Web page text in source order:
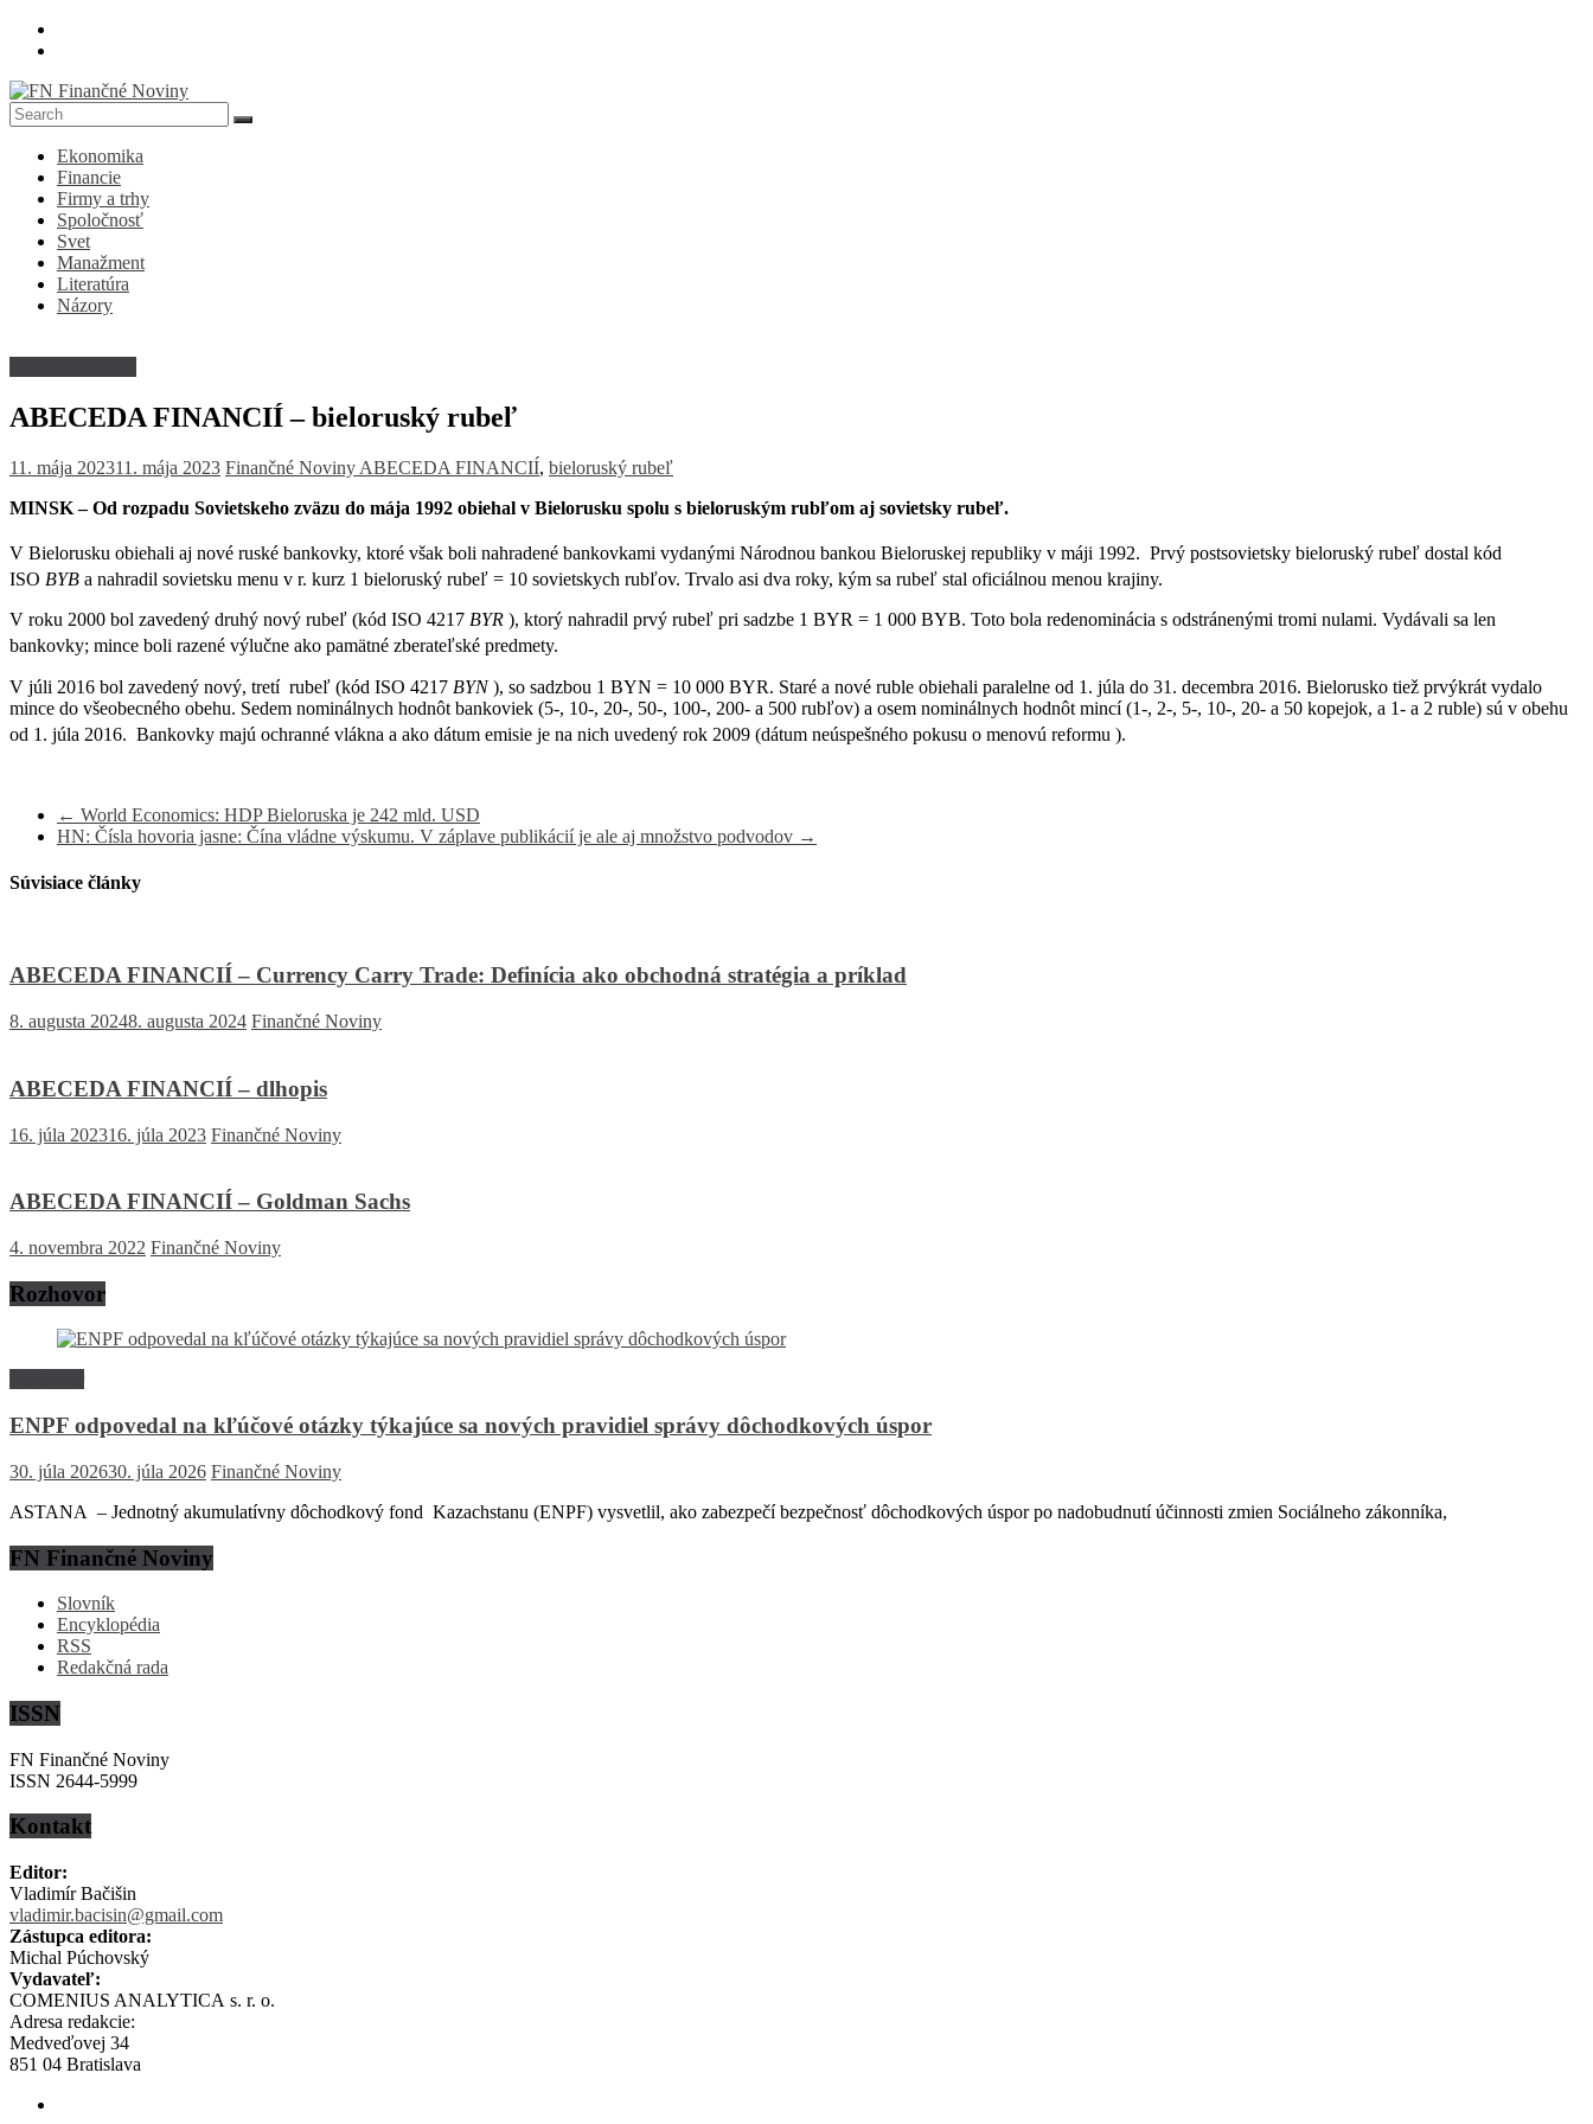
Skip
FN
Finančné
Noviny
Denník
ekonomike
spoločnosti
Ekonomika
Financie
Firmy a trhy
Spoločnosť
Svet
Manažment
Literatúra
Názory
ABECEDA FINANCIÍ – bieloruský rubeľ
11. mája 202311. mája 2023 Finančné Noviny ABECEDA FINANCIÍ, bieloruský rubeľ
MINSK – Od rozpadu Sovietskeho zväzu do mája 1992 obiehal v Bielorusku spolu s bieloruským rubľom aj sovietsky rubeľ.
V Bielorusku obiehali aj nové ruské bankovky, ktoré však boli nahradené bankovkami vydanými Národnou bankou Bieloruskej republiky v máji 1992. Prvý postsovietsky bieloruský rubeľ dostal kód
ISO BYB a nahradil sovietsku menu v r. kurz 1 bieloruský rubeľ = 10 sovietskych rubľov. Trvalo asi dva roky, kým sa rubeľ stal oficiálnou menou krajiny.
V roku 2000 bol zavedený druhý nový rubeľ (kód ISO 4217 BYR ), ktorý nahradil prvý rubeľ pri sadzbe 1 BYR = 1 000 BYB. Toto bola redenominácia s odstránenými tromi nulami. Vydávali sa len
bankovky; mince boli razené výlučne ako pamätné zberateľské predmety.
V júli 2016 bol zavedený nový, tretí rubeľ (kód ISO 4217 BYN), so sadzbou 1 BYN = 10 000 BYR. Staré a nové ruble obiehali paralelne od 1. júla do 31. decembra 2016. Bielorusko tiež prvýkrát vydalo
mince do všeobecného obehu. Sedem nominálnych hodnôt bankoviek (5-, 10-, 20-, 50-, 100-, 200- a 500 rubľov) a osem nominálnych hodnôt mincí (1-, 2-, 5-, 10-, 20- a 50 kopejok, a 1- a 2 ruble) sú v obehu
od 1. júla 2016. Bankovky majú ochranné vlákna a ako dátum emisie je na nich uvedený rok 2009 (dátum neúspešného pokusu o menovú reformu ).
← World Economics: HDP Bieloruska je 242 mld. USD
HN: Čísla hovoria jasne: Čína vládne výskumu. V záplave publikácií je ale aj množstvo podvodov →
Súvisiace články
ABECEDA FINANCIÍ – Currency Carry Trade: Definícia ako obchodná stratégia a príklad
8. augusta 20248. augusta 2024 Finančné Noviny
ABECEDA FINANCIÍ – dlhopis
16. júla 202316. júla 2023 Finančné Noviny
ABECEDA FINANCIÍ – Goldman Sachs
4. novembra 2022 Finančné Noviny
Rozhovor
ENPF odpovedal na kľúčové otázky týkajúce sa nových pravidiel správy dôchodkových úspor
30. júla 202630. júla 2026 Finančné Noviny
ASTANA – Jednotný akumulatívny dôchodkový fond Kazachstanu (ENPF) vysvetlil, ako zabezpečí bezpečnosť dôchodkových úspor po nadobudnutí účinnosti zmien Sociálneho zákonníka,
FN Finančné Noviny
Slovník
Encyklopédia
RSS
Redakčná rada
ISSN
FN Finančné Noviny
ISSN 2644-5999
Kontakt
Editor:
Vladimír Bačišin
vladimir.bacisin@gmail.com
Zástupca editora:
Michal Púchovský
Vydavateľ:
COMENIUS ANALYTICA s. r. o.
Adresa redakcie:
Medveďovej 34
851 04 Bratislava